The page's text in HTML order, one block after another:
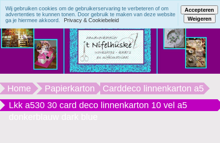
Home Papierkarton
Carddeco linnenkarton a5
Lkk a530 30 card deco linnenkarton 10 vel a5
Wij gebruiken cookies om de gebruikerservaring te verbeteren of om
advertenties te kunnen tonen. Door gebruik te maken van deze website
ga je hiermee akkoord.
Privacy & Cookiebeleid
Accepteren
Weigeren